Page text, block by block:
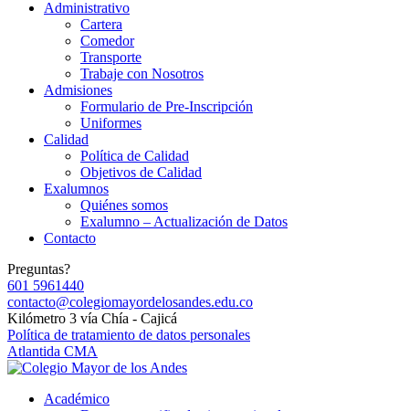
Administrativo
Cartera
Comedor
Transporte
Trabaje con Nosotros
Admisiones
Formulario de Pre-Inscripción
Uniformes
Calidad
Política de Calidad
Objetivos de Calidad
Exalumnos
Quiénes somos
Exalumno – Actualización de Datos
Contacto
Preguntas?
601 5961440
contacto@colegiomayordelosandes.edu.co
Kilómetro 3 vía Chía - Cajicá
Política de tratamiento de datos personales
Atlantida CMA
Académico